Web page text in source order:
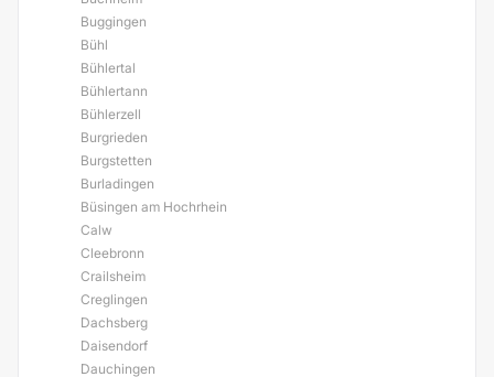
Buggingen
Bühl
Bühlertal
Bühlertann
Bühlerzell
Burgrieden
Burgstetten
Burladingen
Büsingen am Hochrhein
Calw
Cleebronn
Crailsheim
Creglingen
Dachsberg
Daisendorf
Dauchingen